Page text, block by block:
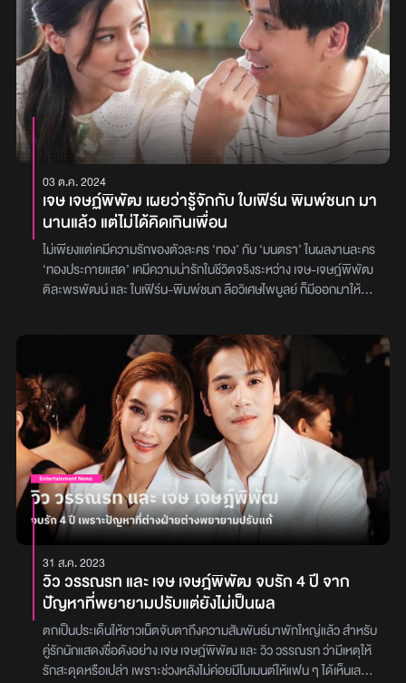
03 ต.ค. 2024
เจษ เจษฏ์พิพัฒ เผยว่ารู้จักกับ ใบเฟิร์น พิมพ์ชนก มา
นานแล้ว แต่ไม่ได้คิดเกินเพื่อน
ไม่เพียงแต่เคมีความรักของตัวละคร ‘ทอง’ กับ ‘มนตรา’ ในผลงานละคร
‘ทองประกายแสด’ เคมีความน่ารักในชีวิตจริงระหว่าง เจษ-เจษฎ์พิพัฒ
ติละพรพัฒน์ และ ใบเฟิร์น-พิมพ์ชนก ลือวิเศษไพบูลย์ ก็มีออกมาให้
นักสืบ เมื่อมีแฟน ๆ หลายคนตั้งคำถามถึงสถานะและความสนิทสนมของ
พวกเขาทั้งคู่ หลังมีคนแคปภาพและข้อความคล้ายกับว่าพวกเขาอยู่ใน
สถานที่เดียวกันในเวลาเดียวกัน ซึ่งก็ทำให้แฟน ๆ ที่ชื่นชอบคู่นี้มีลุ้นเป็น
รักนอกจอโดย เจษ ออกมาให้สัมภาษณ์ถึงเรื่องนี้เกิดขึ้นแล้ว พร้อมกับ
ยอมรับว่าจริง ๆ แล้วนอกจากจะรู้จักมักคุ้นกันในฐานะเพื่อนร่วมวิชาชีพ
การแสดง แต่พวกเขายังเป็นเพื่อนกันจริง ๆ และเป็นเพื่อนกันมานานแล้ว
ด้วย ซึ่งจากที่ทุกคนรู้คือ ใบเฟิร์น จะเป็นคนแมน ๆ ลุย ๆ เลยทำให้เรา
สนิทกัน แต่ถ้าถามถึงโอกาสที่จะพัฒนาไปได้มากกว่าเพื่อนหรือเปล่า
เจษ บอกว่า “เราไม่ได้คิดเกิดเพื่อน”ก่อนจะย้ำว่ารู้สึกสบายใจกับสถานะ
และความสัมพันธ์ตอนนี้มากกว่า อีกทั้งหลังจากที่ได้ร่วมงานกันในละคร
เรื่องล่าสุด ก็ทำให้มีโอกาสได้ไปเที่ยวด้วยกันบ้าง แต่เป็นการไปกันเป็นก
ลุ่มใหญ่ ไม่มีอะไรเกินเพื่อนแน่นอนภาพ : Jespipat Tilapornputt /
baifernbah
31 ส.ค. 2023
วิว วรรณรท และ เจษ เจษฎ์พิพัฒ จบรัก 4 ปี จาก
ปัญหาที่พยายามปรับแต่ยังไม่เป็นผล
ตกเป็นประเด็นให้ชาวเน็ตจับตาถึงความสัมพันธ์มาพักใหญ่แล้ว สำหรับ
คู่รักนักแสดงชื่อดังอย่าง เจษ เจษฎ์พิพัฒ และ วิว วรรณรท ว่ามีเหตุให้
รักสะดุดหรือเปล่า เพราะช่วงหลังไม่ค่อยมีโมเมนต์ให้แฟน ๆ ได้เห็นเลย